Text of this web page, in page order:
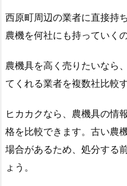
西原町周辺の業者に直接持
農機を何社にも持っていく
農機具を高く売りたいなら
てくれる業者を複数社比較
ヒカカクなら、農機具の情
格を比較できます。古い農
場合があるため、処分する
ょう。